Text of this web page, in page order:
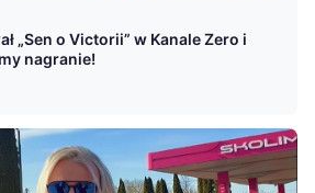
„Sen o Victorii” w Kanale Zero i
nagranie!